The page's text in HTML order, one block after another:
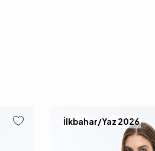
İlkbahar/Yaz 2026